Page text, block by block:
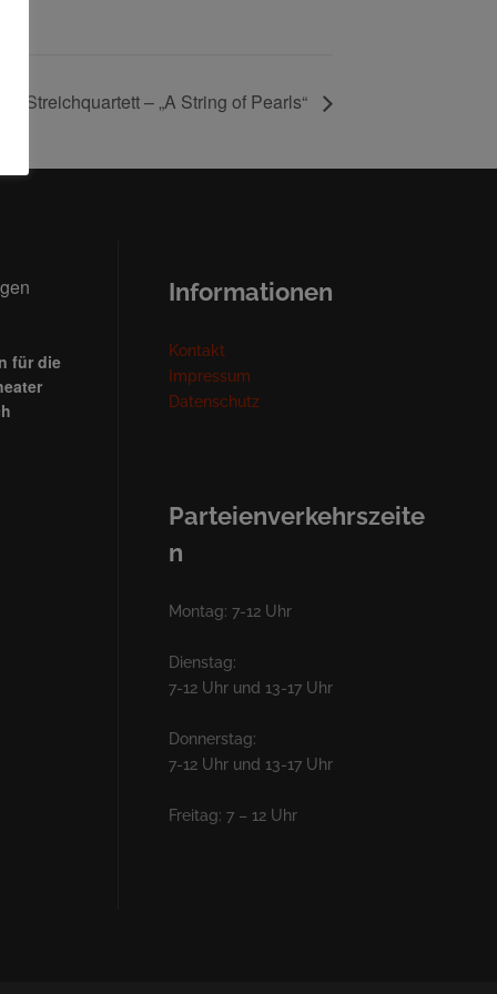
Streichquartett – „A String of Pearls“
für die
Informationen
Kontakt
Impressum
Datenschutz
Parteienverkehrszeite
n
Montag: 7-12 Uhr
Dienstag:
7-12 Uhr und 13-17 Uhr
Donnerstag:
7-12 Uhr und 13-17 Uhr
Freitag: 7 – 12 Uhr